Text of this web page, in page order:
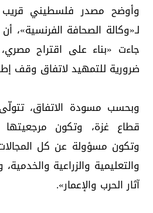
وأوضح مصدر فلسطيني قريب
لـ«وكالة الصحافة الفرنسية»،
جاءت «بناء على اقتراح
ضرورية للتمهيد لاتفاق وقف
وبحسب مسودة الاتفاق،
قطاع غزة، وتكون مرجعيتها
وتكون مسؤولة عن كل
والتعليمية والزراعية
آثار الحرب والإعمار».